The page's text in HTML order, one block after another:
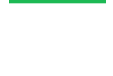
di 24 november 2026